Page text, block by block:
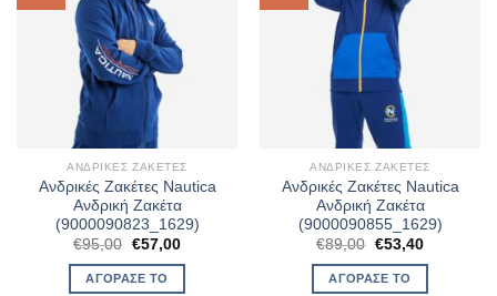
ΑΝΔΡΙΚΈΣ ΖΑΚΈΤΕΣ
Ανδρικές Ζακέτες Nautica
Ανδρική Ζακέτα
(9000090823_1629)
€95,00 Original
was:
€95,00.
€57,00Η
ΑΓΌΡΑΣΈ ΤΟ
ΑΝΔΡΙΚΈΣ ΖΑΚΈΤΕΣ
Ανδρικές Ζακέτες Nautica
Ανδρική Ζακέτα
(9000090855_1629)
€89,00 Original
was:
€89,00.
€53,40Η
ΑΓΌΡΑΣΈ ΤΟ